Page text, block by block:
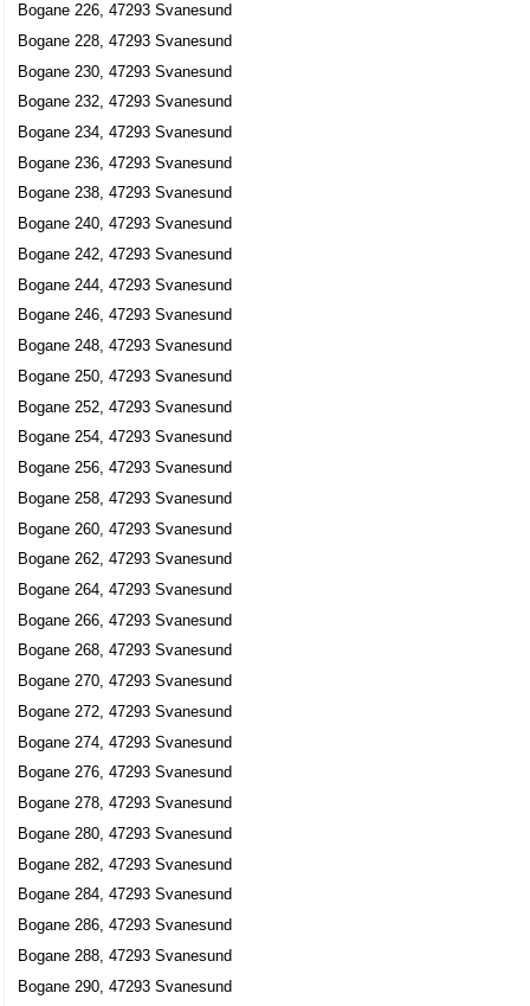
Bogane 226, 47293 Svanesund
Bogane 228, 47293 Svanesund
Bogane 230, 47293 Svanesund
Bogane 232, 47293 Svanesund
Bogane 234, 47293 Svanesund
Bogane 236, 47293 Svanesund
Bogane 238, 47293 Svanesund
Bogane 240, 47293 Svanesund
Bogane 242, 47293 Svanesund
Bogane 244, 47293 Svanesund
Bogane 246, 47293 Svanesund
Bogane 248, 47293 Svanesund
Bogane 250, 47293 Svanesund
Bogane 252, 47293 Svanesund
Bogane 254, 47293 Svanesund
Bogane 256, 47293 Svanesund
Bogane 258, 47293 Svanesund
Bogane 260, 47293 Svanesund
Bogane 262, 47293 Svanesund
Bogane 264, 47293 Svanesund
Bogane 266, 47293 Svanesund
Bogane 268, 47293 Svanesund
Bogane 270, 47293 Svanesund
Bogane 272, 47293 Svanesund
Bogane 274, 47293 Svanesund
Bogane 276, 47293 Svanesund
Bogane 278, 47293 Svanesund
Bogane 280, 47293 Svanesund
Bogane 282, 47293 Svanesund
Bogane 284, 47293 Svanesund
Bogane 286, 47293 Svanesund
Bogane 288, 47293 Svanesund
Bogane 290, 47293 Svanesund